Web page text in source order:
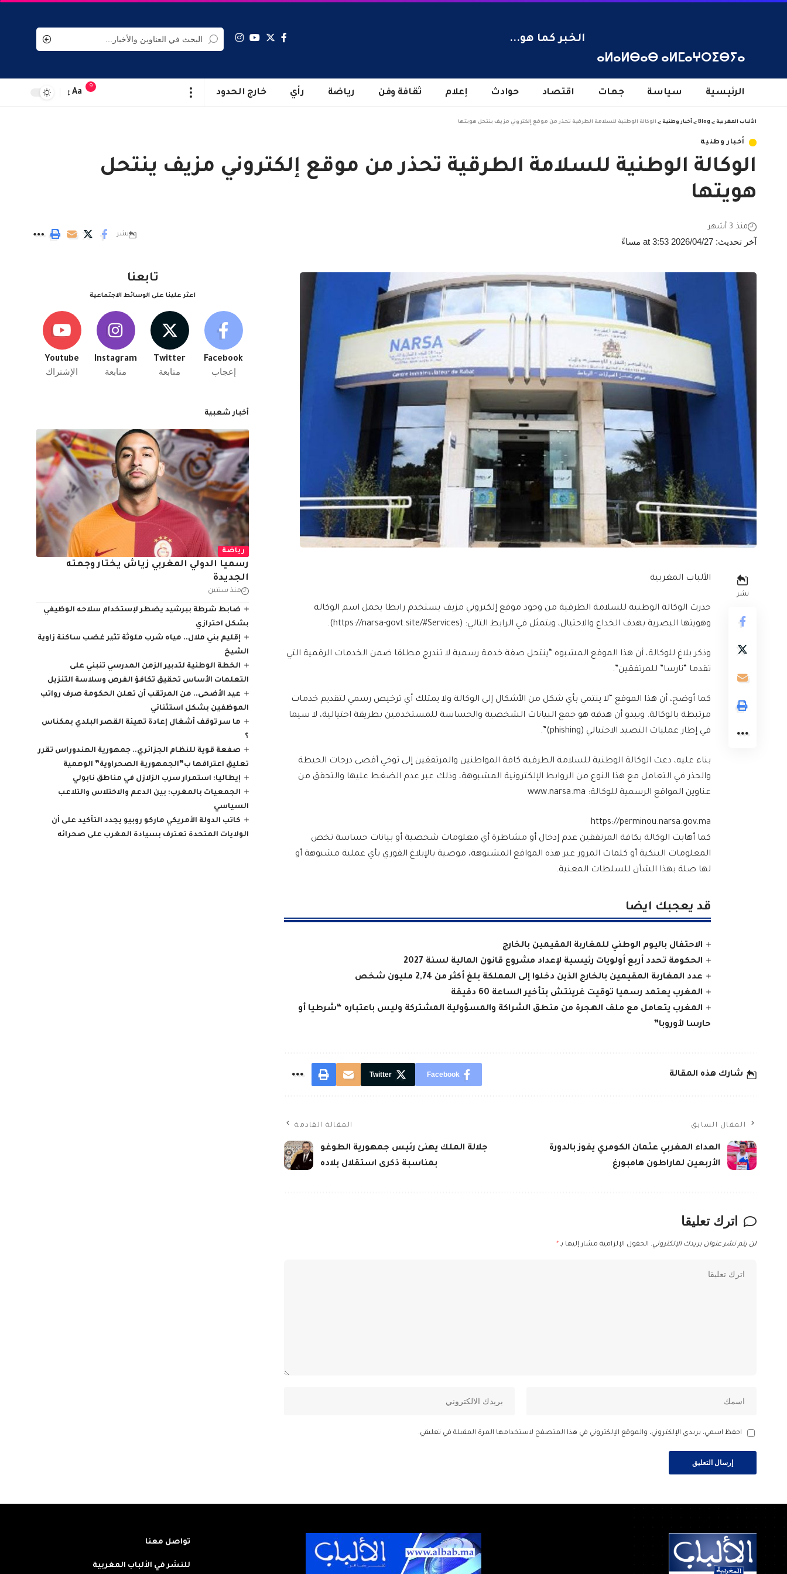
ⴰⵍⴰⵍⴱⴰⴱ ⴰⵍⵎⴰⵖⵔⵉⴱⵢⴰ
الخبر كما هو...
الرئيسية سياسة جهات اقتصاد حوادث إعلام ثقافة وفن رياضة رأي خارج الحدود
9
Aa
الألباب المغربية >
Blog
> أخبار وطنية > الوكالة الوطنية للسلامة الطرقية تحذر من موقع إلكتروني مزيف ينتحل هويتها
أخبار وطنية
الوكالة الوطنية للسلامة الطرقية تحذر من موقع إلكتروني مزيف ينتحل
هويتها
آخر تحديث: 2026/04/27 at 3:53 مساءً
منذ 3 أشهر
نشر
نشر
الألباب المغربية
حذرت الوكالة الوطنية للسلامة الطرقية من وجود موقع إلكتروني مزيف يستخدم رابطا يحمل اسم الوكالة
وهويتها البصرية بهدف الخداع والاحتيال، ويتمثل في الرابط التالي: (https://narsa-govt.site/#Services).
وذكر بلاغ للوكالة، أن هذا الموقع المشبوه “ينتحل صفة خدمة رسمية لا تندرج مطلقا ضمن الخدمات الرقمية التي
تقدما “نارسا” للمرتفقين”.
كما أوضح، أن هذا الموقع “لا ينتمي بأي شكل من الأشكال إلى الوكالة ولا يمتلك أي ترخيص رسمي لتقديم خدمات
مرتبطة بالوكالة. ويبدو أن هدفه هو جمع البيانات الشخصية والحساسة للمستخدمين بطريقة احتيالية، لا سيما
في إطار عمليات التصيد الاحتيالي (phishing)”.
بناء عليه، دعت الوكالة الوطنية للسلامة الطرقية كافة المواطنين والمرتفقين إلى توخي أقصى درجات الحيطة
والحذر في التعامل مع هذا النوع من الروابط الإلكترونية المشبوهة، وذلك عبر عدم الضغط عليها والتحقق من
عناوين المواقع الرسمية للوكالة: www.narsa.ma
https://perminou.narsa.gov.ma
كما أهابت الوكالة بكافة المرتفقين عدم إدخال أو مشاطرة أي معلومات شخصية أو بيانات حساسة تخص
المعلومات البنكية أو كلمات المرور عبر هذه المواقع المشبوهة، موصية بالإبلاغ الفوري بأي عملية مشبوهة أو
لها صلة بهذا الشأن للسلطات المعنية.
قد يعجبك ايضا
الاحتفال باليوم الوطني للمغاربة المقيمين بالخارج
الحكومة تحدد أربع أولويات رئيسية لإعداد مشروع قانون المالية لسنة 2027
عدد المغاربة المقيمين بالخارج الذين دخلوا إلى المملكة بلغ أكثر من 2,74 مليون شخص
المغرب يعتمد رسميا توقيت غرينتش بتأخير الساعة 60 دقيقة
المغرب يتعامل مع ملف الهجرة من منطق الشراكة والمسؤولية المشتركة وليس باعتباره “شرطيا أو
حارسا لأوروبا”
شارك هذه المقالة Facebook
Twitter
المقال السابق
العداء المغربي عثمان الكومري يفوز بالدورة
الأربعين لماراطون هامبورغ
المقالة القادمة
جلالة الملك يهنئ رئيس جمهورية الطوغو
بمناسبة ذكرى استقلال بلاده
اترك تعليقا
لن يتم نشر عنوان بريدك الإلكتروني. الحقول الإلزامية مشار إليها بـ *
احفظ اسمي، بريدي الإلكتروني، والموقع الإلكتروني في هذا المتصفح لاستخدامها المرة المقبلة في تعليقي.
تابعنا
اعثر علينا على الوسائط الاجتماعية
Facebook
إعجاب
Twitter
متابعة
Instagram
متابعة
Youtube
الإشتراك
أخبار شعبية
رياضة
رسميا الدولي المغربي زياش يختار وجهته
الجديدة
منذ سنتين
ضابط شرطة ببرشيد يضطر لإستخدام سلاحه الوظيفي
بشكل احترازي
إقليم بني ملال.. مياه شرب ملوثة تثير غضب ساكنة زاوية
الشيخ
الخطة الوطنية لتدبير الزمن المدرسي تنبني على
التعلمات الأساس تحقيق تكافؤ الفرص وسلاسة التنزيل
عيد الأضحى.. من المرتقب أن تعلن الحكومة صرف رواتب
الموظفين بشكل استثنائي
ما سر توقف أشغال إعادة تهيئة القصر البلدي بمكناس
؟
صفعة قوية للنظام الجزائري.. جمهورية الهندوراس تقرر
تعليق اعترافها ب”الجمهورية الصحراوية” الوهمية
إيطاليا: استمرار سرب الزلازل في مناطق نابولي
الجمعيات بالمغرب: بين الدعم والاختلاس والتلاعب
السياسي
كاتب الدولة الأمريكي ماركو روبيو يجدد التأكيد على أن
الولايات المتحدة تعترف بسيادة المغرب على صحرائه
تواصل معنا
للنشر في الألباب المغربية